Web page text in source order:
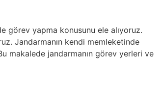
görev yapma konusunu ele alıyoruz.
Jandarmanın kendi memleketinde
makalede jandarmanın görev yerleri ve